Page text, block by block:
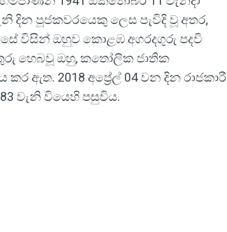
දින පූජකවරයෙකු ලෙස පැවිදි වූ අතර,
විසින් ඔහුව කොළඹ අගරදගුරු පදවි
හෙබවූ ඔහු, කතෝලික ජාතික
ඇත. 2018 අප්‍රේල් 04 වන දින රාජකාරී
වැනි වියෙහි පසුවිය.